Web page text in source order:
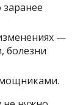
—
болезни